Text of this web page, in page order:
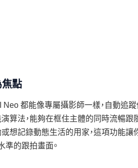
焦點
Neo 都能像專屬攝影師一樣，自動追蹤
算法，能夠在框住主體的同時流暢跟
想記錄動態生活的用家，這項功能讓
準的跟拍畫面。